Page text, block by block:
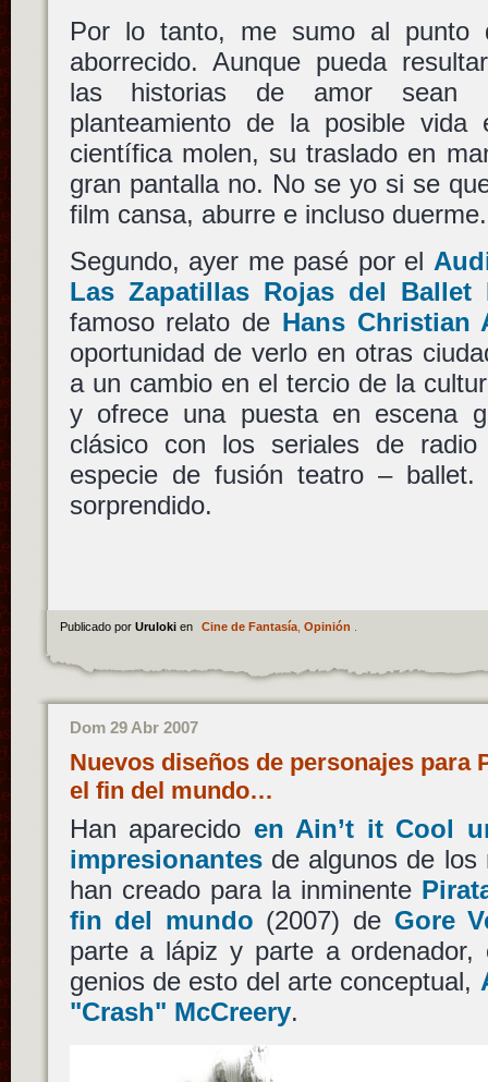
Por lo tanto, me sumo al punto
aborrecido. Aunque pueda
las historias de amor sean
planteamiento de la posible vida
científica molen, su traslado en
gran pantalla no. No se yo si se
film cansa, aburre e incluso
Segundo, ayer me pasé por el
Las Zapatillas Rojas del Ballet
famoso relato de Hans Christian
oportunidad de verlo en otras
a un cambio en el tercio de la
y ofrece una puesta en escena
clásico con los seriales de
especie de fusión teatro – ballet.
sorprendido.
Publicado por Uruloki en Cine de Fantasía, Opinión
Dom 29 Abr 2007
Nuevos diseños de personajes para
el fin del mundo…
Han aparecido en Ain’t it Cool
impresionantesde algunos de los
han creado para la inminente
fin del mundo (2007) de Gore
parte a lápiz y parte a ordenador,
genios de esto del arte conceptual,
"Crash" McCreery.